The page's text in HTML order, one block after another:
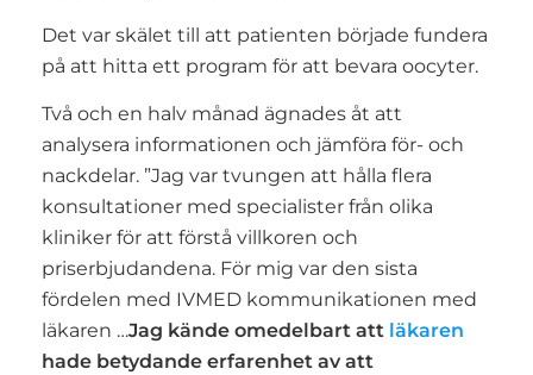
Det var skälet till att patienten började fundera
på att hitta ett program för att bevara oocyter.
Två och en halv månad ägnades åt att
analysera informationen och jämföra för- och
nackdelar. ”Jag var tvungen att hålla flera
konsultationer med specialister från olika
kliniker för att förstå villkoren och
priserbjudandena. För mig var den sista
fördelen med IVMED kommunikationen med
läkaren …Jag kände omedelbart att läkaren
hade betydande erfarenhet av att